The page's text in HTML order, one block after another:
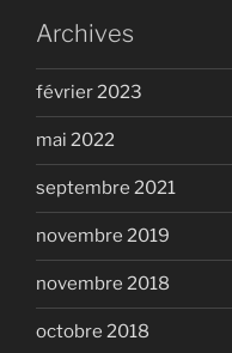
Archives
février 2023
mai 2022
septembre 2021
novembre 2019
novembre 2018
octobre 2018